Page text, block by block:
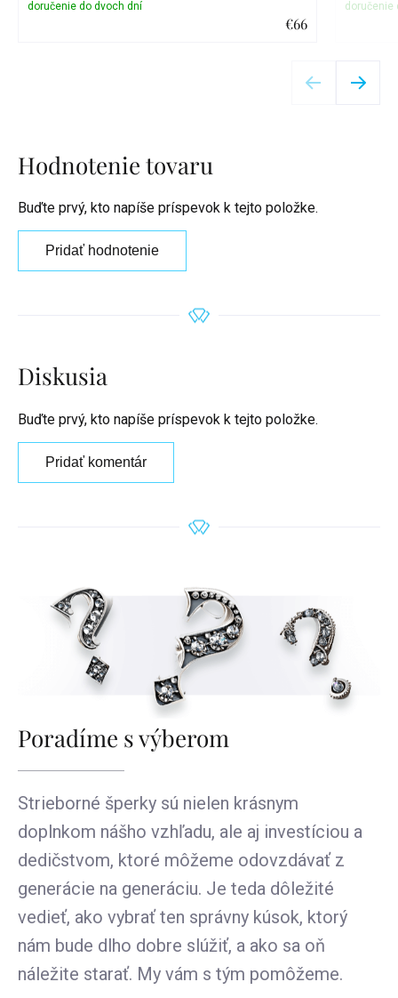
€66
Hodnotenie tovaru
Buďte prvý, kto napíše príspevok k tejto položke.
Pridať hodnotenie
Diskusia
Buďte prvý, kto napíše príspevok k tejto položke.
Pridať komentár
Poradíme s výberom
Strieborné šperky sú nielen krásnym
doplnkom nášho vzhľadu, ale aj investíciou a
dedičstvom, ktoré môžeme odovzdávať z
generácie na generáciu. Je teda dôležité
vedieť, ako vybrať ten správny kúsok, ktorý
nám bude dlho dobre slúžiť, a ako sa oň
náležite starať. My vám s tým pomôžeme.